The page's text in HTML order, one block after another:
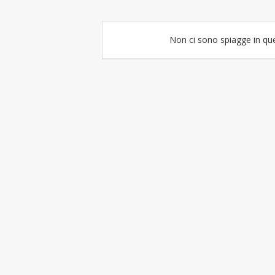
Non ci sono spiagge in